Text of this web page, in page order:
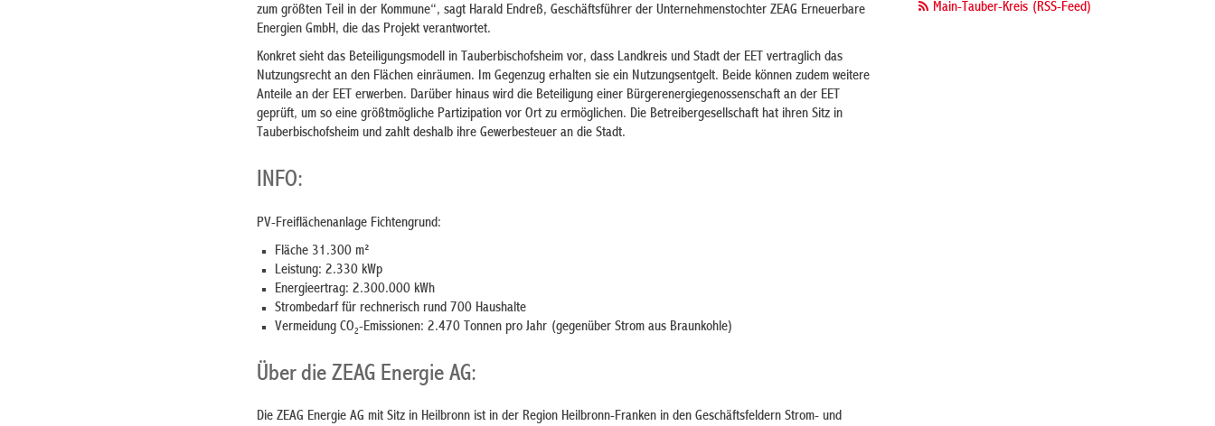
zum größten Teil in der Kommune“, sagt Harald Endreß, Geschäftsführer der Unternehmenstochter ZEAG Erneuerbare
Energien GmbH, die das Projekt verantwortet.
Konkret sieht das Beteiligungsmodell in Tauberbischofsheim vor, dass Landkreis und Stadt der EET vertraglich das
Nutzungsrecht an den Flächen einräumen. Im Gegenzug erhalten sie ein Nutzungsentgelt. Beide können zudem weitere
Anteile an der EET erwerben. Darüber hinaus wird die Beteiligung einer Bürgerenergiegenossenschaft an der EET
geprüft, um so eine größtmögliche Partizipation vor Ort zu ermöglichen. Die Betreibergesellschaft hat ihren Sitz in
Tauberbischofsheim und zahlt deshalb ihre Gewerbesteuer an die Stadt.
INFO:
PV-Freiflächenanlage Fichtengrund:
Fläche 31.300 m²
Leistung: 2.330 kWp
Energieertrag: 2.300.000 kWh
Strombedarf für rechnerisch rund 700 Haushalte
Vermeidung CO2-Emissionen: 2.470 Tonnen pro Jahr (gegenüber Strom aus Braunkohle)
Über die ZEAG Energie AG:
Die ZEAG Energie AG mit Sitz in Heilbronn ist in der Region Heilbronn-Franken in den Geschäftsfeldern Strom- und
Main-Tauber-Kreis (RSS-Feed)